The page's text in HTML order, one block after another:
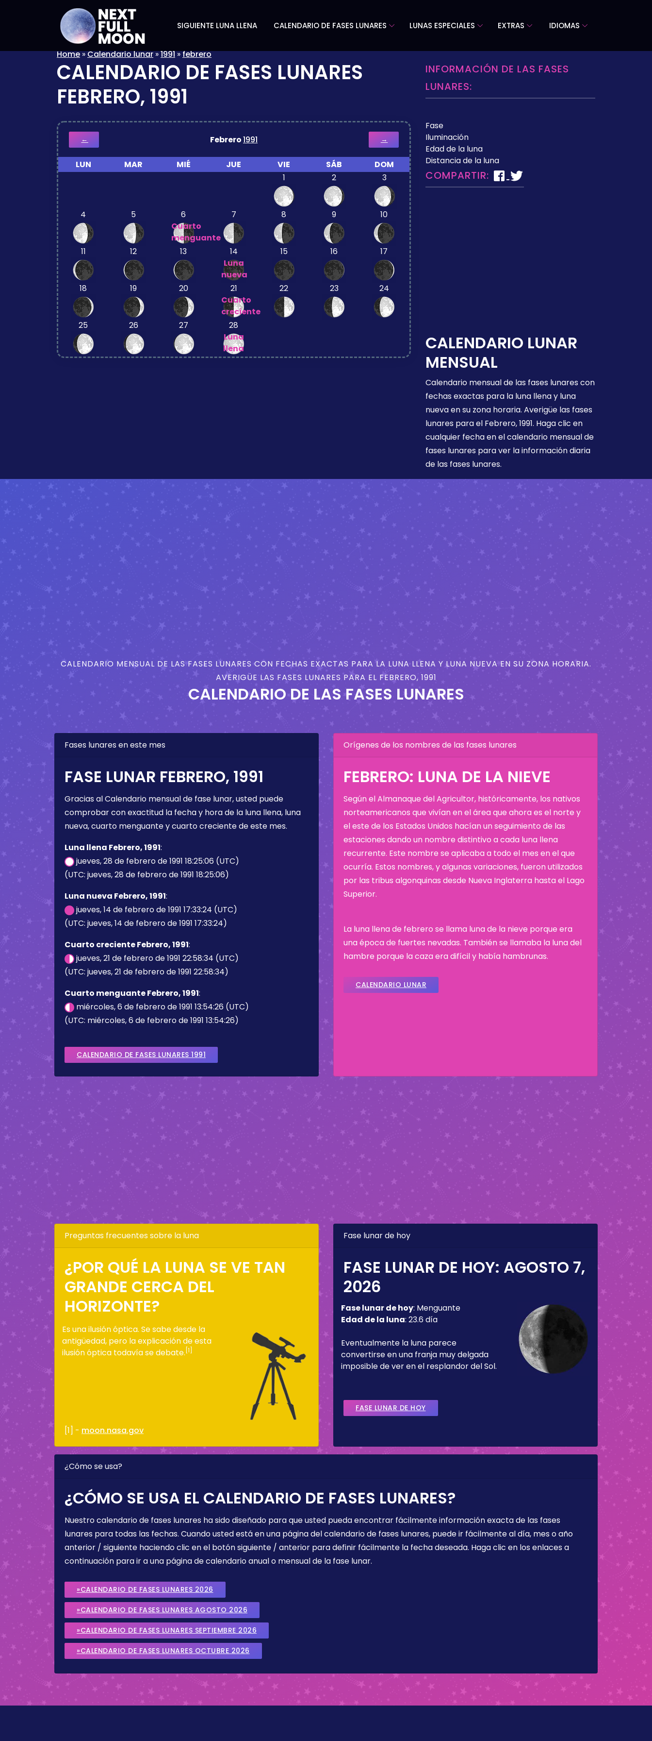
SIGUIENTE LUNA LLENA CALENDARIO DE FASES LUNARES LUNAS ESPECIALES EXTRAS IDIOMAS
Home»Calendario lunar»1991»febrero
CALENDARIO DE FASES LUNARES
FEBRERO, 1991
← Febrero1991 →
LUN MAR MIÉ JUE VIE SÁB
DOM
1
2 3
4 5
6
Cuarto
menguante
7 8 9 10
11 12 13
14
Luna
nueva
15 16 17
18 19 20
21
Cuarto
creciente
22 23 24
25 26 27
28
Luna
llena
INFORMACIÓN DE LAS FASES
LUNARES:
Fase
Iluminación
Edad de la luna
Distancia de la luna
COMPARTIR:
CALENDARIO LUNAR
MENSUAL
Calendario mensual de las fases lunares con
fechas exactas para la luna llena y luna
nueva en su zona horaria. Averigüe las fases
lunares para el Febrero, 1991. Haga clic en
cualquier fecha en el calendario mensual de
fases lunares para ver la información diaria
de las fases lunares.
CALENDARIO MENSUAL DE LAS FASES LUNARES CON FECHAS EXACTAS PARA LA LUNA LLENA Y LUNA NUEVA EN SU ZONA HORARIA.
AVERIGÜE LAS FASES LUNARES PARA EL FEBRERO, 1991
CALENDARIO DE LAS FASES LUNARES
Fases lunares en este mes
FASE LUNAR FEBRERO, 1991
Gracias al Calendario mensual de fase lunar, usted puede
comprobar con exactitud la fecha y hora de la luna llena, luna
nueva, cuarto menguante y cuarto creciente de este mes.
Luna llena Febrero, 1991:
jueves, 28 de febrero de 1991 18:25:06 (UTC)
(UTC: jueves, 28 de febrero de 1991 18:25:06)
Luna nueva Febrero, 1991:
jueves, 14 de febrero de 1991 17:33:24 (UTC)
(UTC: jueves, 14 de febrero de 1991 17:33:24)
Cuarto creciente Febrero, 1991:
jueves, 21 de febrero de 1991 22:58:34 (UTC)
(UTC: jueves, 21 de febrero de 1991 22:58:34)
Cuarto menguante Febrero, 1991:
miércoles, 6 de febrero de 1991 13:54:26 (UTC)
(UTC: miércoles, 6 de febrero de 1991 13:54:26)
CALENDARIO DE FASES LUNARES 1991
Orígenes de los nombres de las fases lunares
FEBRERO: LUNA DE LA NIEVE
Según el Almanaque del Agricultor, históricamente, los nativos
norteamericanos que vivían en el área que ahora es el norte y
el este de los Estados Unidos hacían un seguimiento de las
estaciones dando un nombre distintivo a cada luna llena
recurrente. Este nombre se aplicaba a todo el mes en el que
ocurría. Estos nombres, y algunas variaciones, fueron utilizados
por las tribus algonquinas desde Nueva Inglaterra hasta el Lago
Superior.
La luna llena de febrero se llama luna de la nieve porque era
una época de fuertes nevadas. También se llamaba la luna del
hambre porque la caza era difícil y había hambrunas.
CALENDARIO LUNAR
Preguntas frecuentes sobre la luna
¿POR QUÉ LA LUNA SE VE TAN
GRANDE CERCA DEL
HORIZONTE?
Es una ilusión óptica. Se sabe desde la
antigüedad, pero la explicación de esta
ilusión óptica todavía se debate. [1]
[1] - moon.nasa.gov
Fase lunar de hoy
FASE LUNAR DE HOY: AGOSTO 7,
2026
Fase lunar de hoy: Menguante
Edad de la luna: 23.6 día
Eventualmente la luna parece
convertirse en una franja muy delgada
imposible de ver en el resplandor del Sol.
FASE LUNAR DE HOY
¿Cómo se usa?
¿CÓMO SE USA EL CALENDARIO DE FASES LUNARES?
Nuestro calendario de fases lunares ha sido diseñado para que usted pueda encontrar fácilmente información exacta de las fases
lunares para todas las fechas. Cuando usted está en una página del calendario de fases lunares, puede ir fácilmente al día, mes o año
anterior / siguiente haciendo clic en el botón siguiente / anterior para definir fácilmente la fecha deseada. Haga clic en los enlaces a
continuación para ir a una página de calendario anual o mensual de la fase lunar.
»CALENDARIO DE FASES LUNARES 2026
»CALENDARIO DE FASES LUNARES AGOSTO 2026
»CALENDARIO DE FASES LUNARES SEPTIEMBRE 2026
»CALENDARIO DE FASES LUNARES OCTUBRE 2026